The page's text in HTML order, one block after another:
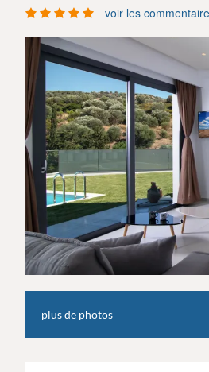
voir les
plus de photos